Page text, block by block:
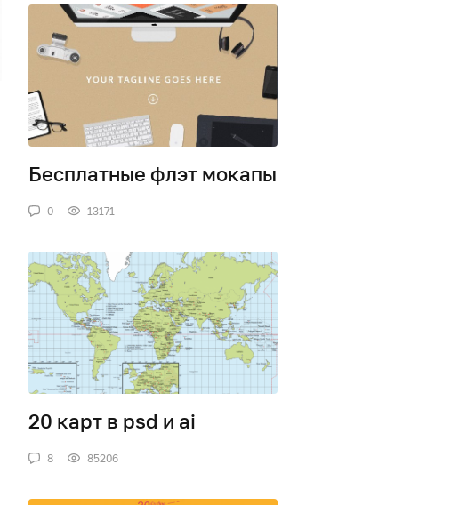
Бесплатные флэт мокапы
0 13171
20 карт в psd и ai
8 85206